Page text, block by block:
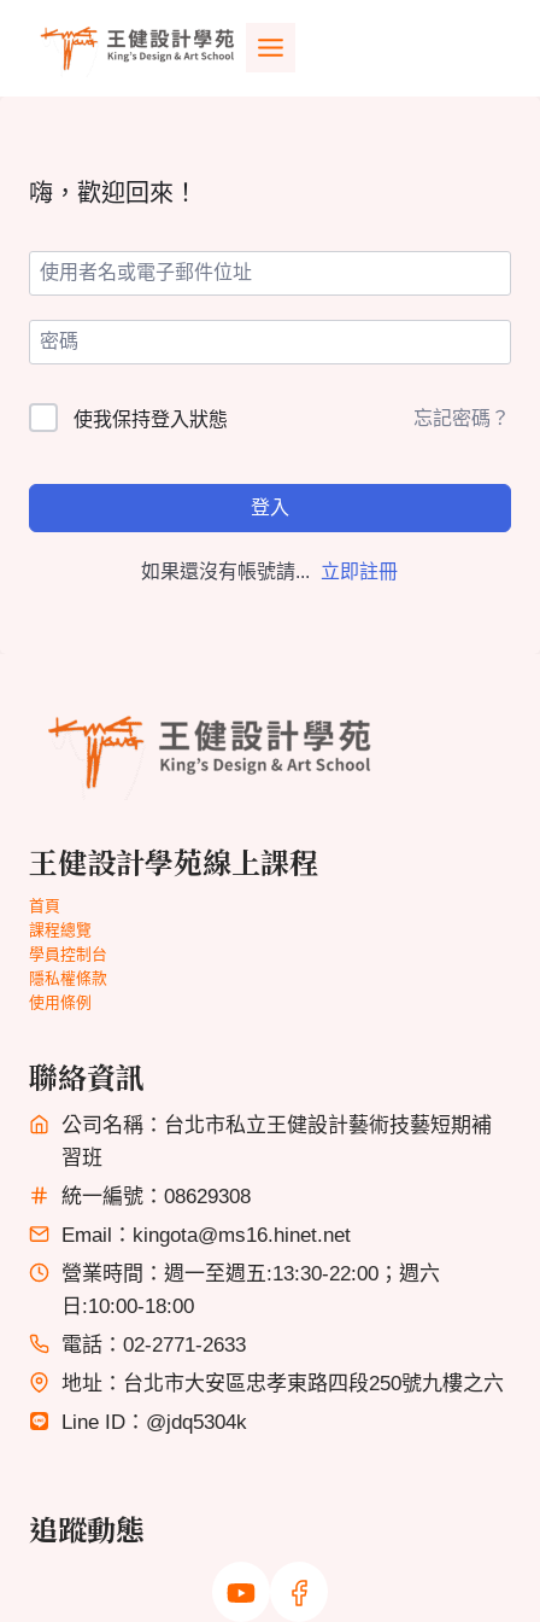
嗨，歡迎回來！
使我保持登入狀態 忘記密碼？
登入
如果還沒有帳號請... 立即註冊
王健設計學苑線上課程
首頁
課程總覽
學員控制台
隱私權條款
使用條例
聯絡資訊
公司名稱：台北市私立王健設計藝術技藝短期補
習班
統一編號：08629308
Email：kingota@ms16.hinet.net
營業時間：週一至週五:13:30-22:00；週六
日:10:00-18:00
電話：02-2771-2633
地址：台北市大安區忠孝東路四段250號九樓之六
Line ID：@jdq5304k
追蹤動態